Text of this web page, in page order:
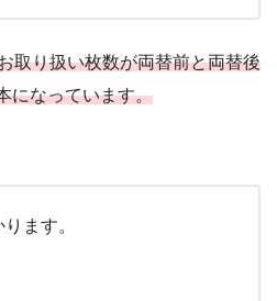
取り扱い枚数が両替前と両替後
になっています。
ます。